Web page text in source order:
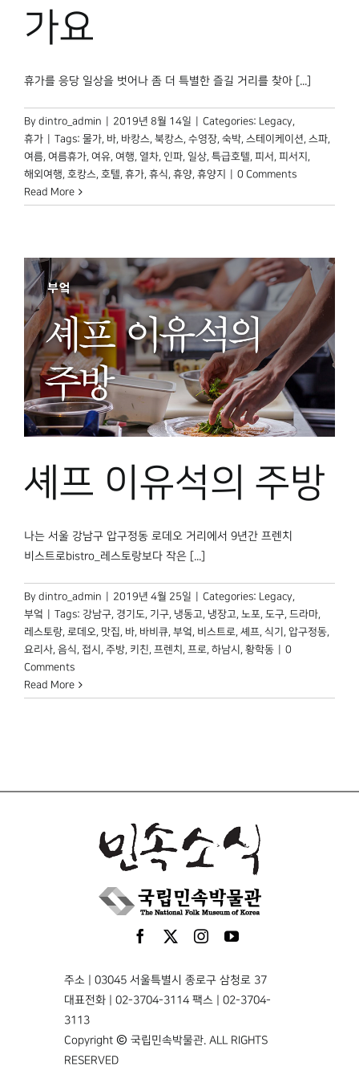
박물관 홈페이지
가요
휴가를 응당 일상을 벗어나 좀 더 특별한 즐길 거리를 찾아 [...]
By dintro_admin 2019년 8월 14일 Categories: Legacy,
휴가
Tags: 물가, 바, 바캉스, 북캉스, 수영장, 숙박, 스테이케이션, 스파,
여름, 여름휴가, 여유, 여행, 열차, 인파, 일상, 특급호텔, 피서 , 피서지 ,
해외여행, 호캉스, 호텔, 휴가, 휴식, 휴양, 휴양지
0 Comments
Read More
셰프 이유석의 주방
나는 서울 강남구 압구정동 로데오 거리에서 9년간 프렌치
비스트로bistro_레스토랑보다 작은 [...]
By dintro_admin 2019년 4월 25일 Categories: Legacy
부엌
Tags: 강남구 경기도 기구 냉동고 냉장고 노포 도구 드라마
레스토랑 로데오 맛집 바 바비큐 부엌 비스트로 셰프 식기 압구정동
요리사 음식 접시 주방 키친 프렌치 프로 하남시 황학동
0
Comments
Read More
주소 | 03045 서울특별시 종로구 삼청로 37
대표전화 | 02-3704-3114 팩스 | 02-3704-
3113
Copyright © 국립민속박물관. ALL RIGHTS
RESERVED